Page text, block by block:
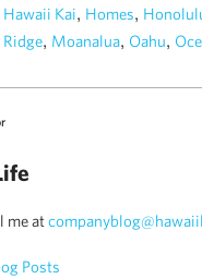
Hawaii Kai, Homes,
, Moanalua, Oahu,
me at
Posts